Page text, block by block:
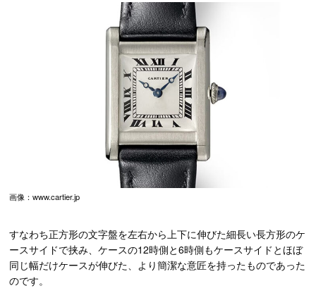
画像：www.cartier.jp
すなわち正方形の文字盤を左右から上下に伸びた細長い長方形のケ
ースサイドで挟み、ケースの12時側と6時側もケースサイドとほぼ
同じ幅だけケースが伸びた、より簡潔な意匠を持ったものであった
のです。